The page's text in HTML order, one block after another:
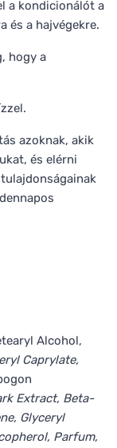
a kondicionálót a
és a hajvégekre.
hogy a
azoknak, akik
és elérni
Alcohol,
Caprylate,
Extract, Beta-
Glyceryl
Parfum,